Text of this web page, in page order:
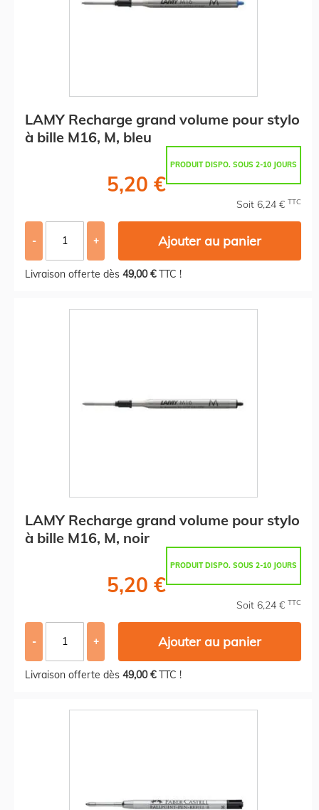
LAMY Recharge grand volume pour stylo
à bille M16, M, bleu
PRODUIT DISPO. SOUS 2-10 JOURS
5,20 €
Soit 6,24 € TTC
- + Ajouter au panier
Livraison offerte dès 49,00 €TTC !
LAMY Recharge grand volume pour stylo
à bille M16, M, noir
PRODUIT DISPO. SOUS 2-10 JOURS
5,20 €
Soit 6,24 € TTC
- + Ajouter au panier
Livraison offerte dès 49,00 €TTC !